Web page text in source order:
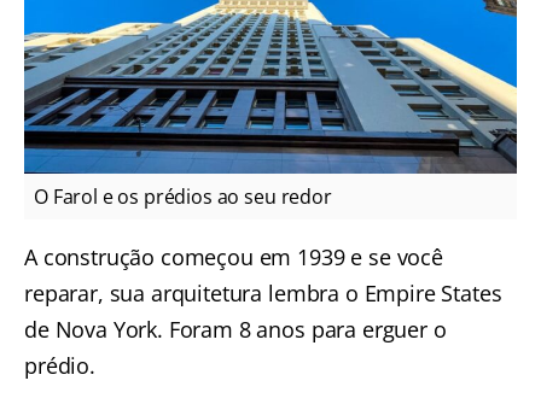
O Farol e os prédios ao seu redor
A construção começou em 1939 e se você
reparar, sua arquitetura lembra o Empire States
de Nova York. Foram 8 anos para erguer o
prédio.